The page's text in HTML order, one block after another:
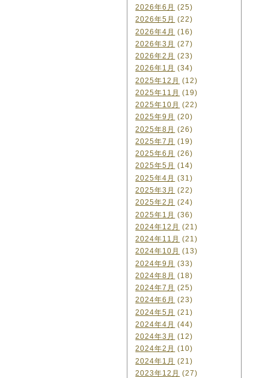
2026年6月 (25)
2026年5月 (22)
2026年4月 (16)
2026年3月 (27)
2026年2月 (23)
2026年1月 (34)
2025年12月 (12)
2025年11月 (19)
2025年10月 (22)
2025年9月 (20)
2025年8月 (26)
2025年7月 (19)
2025年6月 (26)
2025年5月 (14)
2025年4月 (31)
2025年3月 (22)
2025年2月 (24)
2025年1月 (36)
2024年12月 (21)
2024年11月 (21)
2024年10月 (13)
2024年9月 (33)
2024年8月 (18)
2024年7月 (25)
2024年6月 (23)
2024年5月 (21)
2024年4月 (44)
2024年3月 (12)
2024年2月 (10)
2024年1月 (21)
2023年12月 (27)